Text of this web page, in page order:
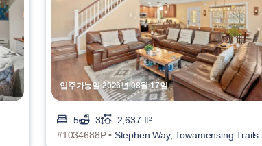
입주가능일 2026년 08월 17일
5 3
2,637 ft²
#1034688P • Stephen Way, Towamensing Trails